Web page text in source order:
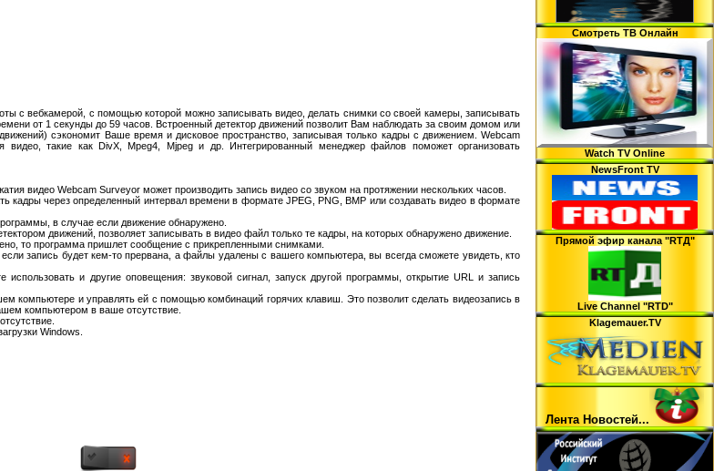
с вебкамерой, с помощью которой можно записывать видео, делать снимки со своей камеры, записывать
от 1 секунды до 59 часов. Встроенный детектор движений позволит Вам наблюдать за своим домом или
сэкономит Ваше время и дисковое пространство, записывая только кадры с движением. Webcam
видео, такие как DivX, Mpeg4, Mjpeg и др. Интегрированный менеджер файлов поможет организовать
видео Webcam Surveyor может производить запись видео со звуком на протяжении нескольких часов.
кадры через определенный интервал времени в формате JPEG, PNG, BMP или создавать видео в формате
в случае если движение обнаружено.
движений, позволяет записывать в видео файл только те кадры, на которых обнаружено движение.
то программа пришлет сообщение с прикрепленными снимками.
запись будет кем-то прервана, а файлы удалены с вашего компьютера, вы всегда сможете увидеть, кто
и другие оповещения: звуковой сигнал, запуск другой программы, открытие URL и запись
компьютере и управлять ей с помощью комбинаций горячих клавиш. Это позволит сделать видеозапись в
компьютером в ваше отсутствие.
Windows.
Смотреть ТВ Онлайн
Watch TV Online
NewsFront TV
Прямой эфир канала "RTД"
Live Channel "RTD"
Klagemauer.TV
Лента Hовостей...